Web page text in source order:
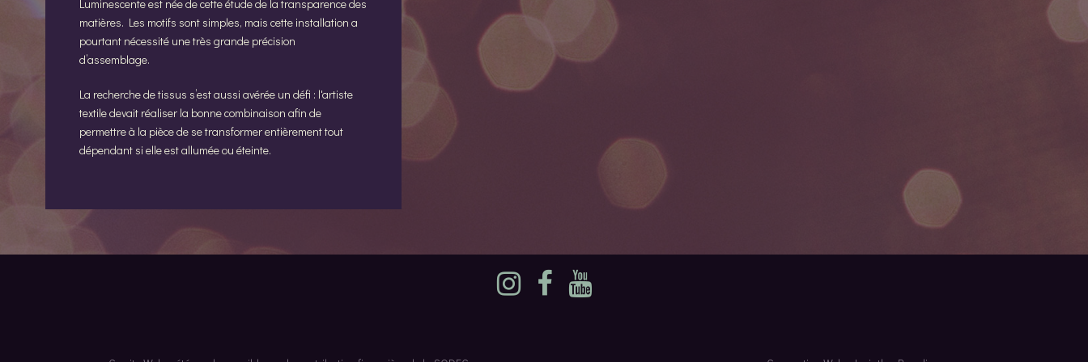
Luminescente est née de cette étude de la transparence des
matières. Les motifs sont simples, mais cette installation a
pourtant nécessité une très grande précision
d’assemblage.
La recherche de tissus s’est aussi avérée un défi : l'artiste
textile devait réaliser la bonne combinaison afin de
permettre à la pièce de se transformer entièrement tout
dépendant si elle est allumée ou éteinte.
InstagramFacebook